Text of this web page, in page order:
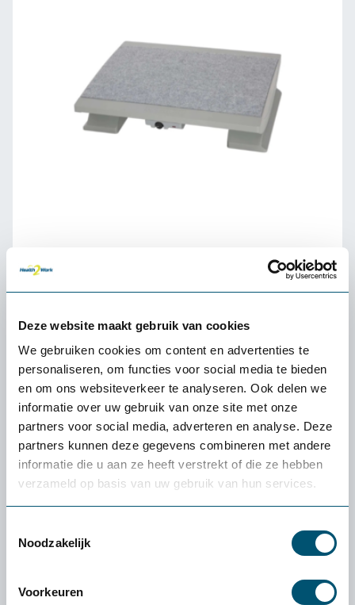
Deze website maakt gebruik van cookies
We gebruiken cookies om content en advertenties te
personaliseren, om functies voor social media te bieden
en om ons websiteverkeer te analyseren. Ook delen we
informatie over uw gebruik van onze site met onze
partners voor social media, adverteren en analyse. Deze
partners kunnen deze gegevens combineren met andere
informatie die u aan ze heeft verstrekt of die ze hebben
verzameld op basis van uw gebruik van hun services.
Noodzakelijk
Voorkeuren
MAUL Pro verwarmde voetensteun